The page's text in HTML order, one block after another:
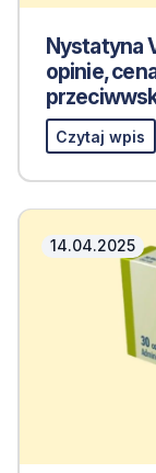
Nystatyna
opinie,
Czytaj wpis
14.04.2025